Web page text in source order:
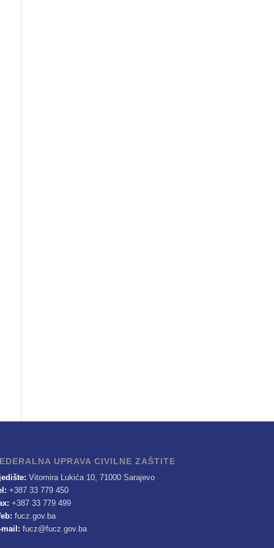
UPRAVA CIVILNE ZAŠTITE
Vitomira Lukića 10, 71000 Sarajevo
+387 33 779 450
+387 33 779 499
fucz.gov.ba
mail: fucz@fucz.gov.ba